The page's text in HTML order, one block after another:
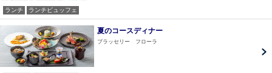
ランチ ランチビュッフェ
夏のコースディナー
ブラッセリー フローラ